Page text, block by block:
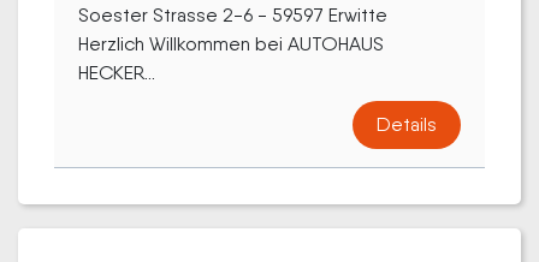
Soester Strasse 2-6 - 59597 Erwitte
Herzlich Willkommen bei AUTOHAUS
HECKER...
Details